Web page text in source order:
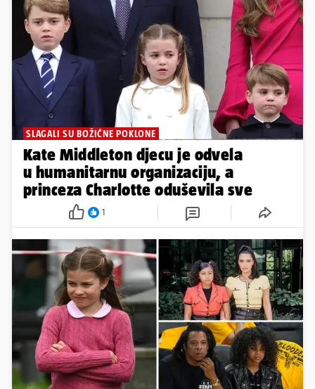
SLAGALI SU BOŽIĆNE POKLONE
Kate Middleton djecu je odvela
u humanitarnu organizaciju, a
princeza Charlotte oduševila sve
1